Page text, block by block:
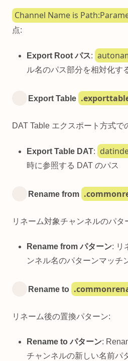
Channel Name is
点:
Export Root パス:
ル名のパス部分を相対化す
Export Table
DAT Table エクスポート方式で
Export Table DAT:
時に参照する DAT のパス
Rename from
リネーム対象チャンネルのパタ
Rename from パターン: リ
ンネル名のパターンマッチ
Rename to
リネーム後の置換パターン:
Rename to パターン:
チャンネルの新しい名前パ